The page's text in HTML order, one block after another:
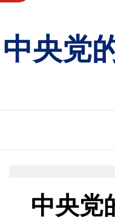
中央党
中央党